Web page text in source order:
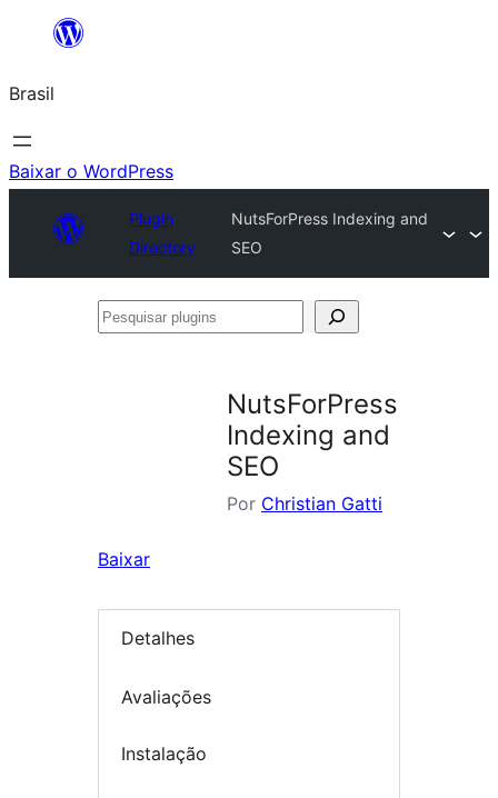
o
conteúdo
Brasil
Baixar o WordPress
Plugin
Directory
NutsForPress Indexing and
SEO
Pesquisar
NutsForPress
Indexing and
SEO
Por Christian Gatti
Baixar
Detalhes
Avaliações
Instalação